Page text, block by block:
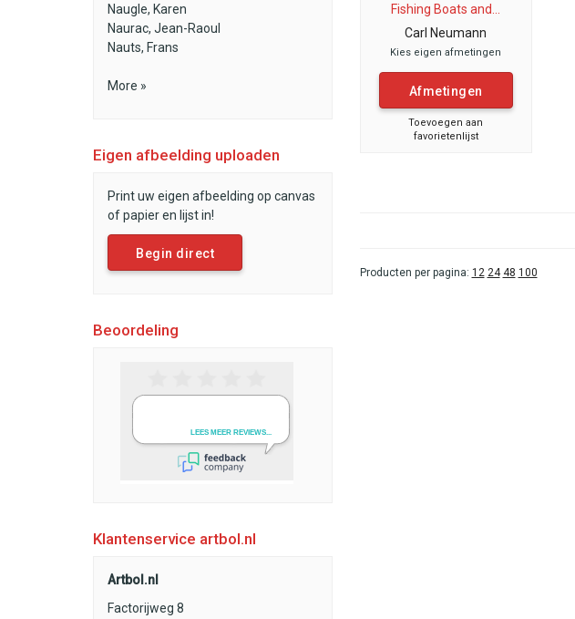
Naugle, Karen
Naurac, Jean-Raoul
Nauts, Frans
More »
Eigen afbeelding uploaden
Print uw eigen afbeelding op canvas
of papier en lijst in!
Begin direct
Beoordeling
Klantenservice artbol.nl
Artbol.nl
Factorijweg 8
Fishing Boats and...
Carl Neumann
Kies eigen afmetingen
Afmetingen
Toevoegen aan
favorietenlijst
Producten per pagina: 12 24 48 100